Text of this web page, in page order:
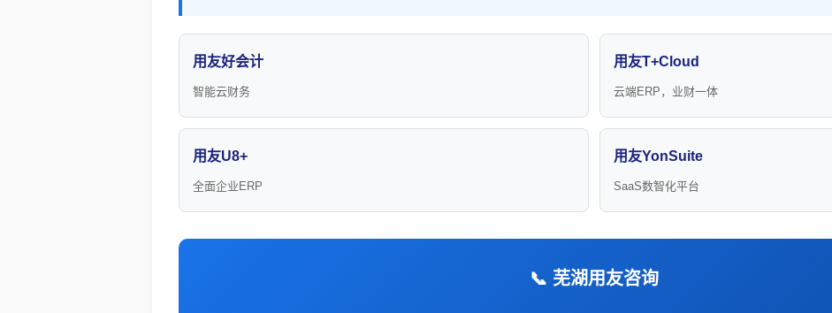
用友好会计
智能云财务
用友T+Cloud
云端ERP，业财一体
用友U8+
全面企业ERP
用友YonSuite
SaaS数智化平台
📞 芜湖用友咨询